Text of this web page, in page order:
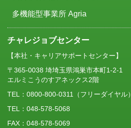
多機能型事業所 Agria
チャレジョブセンター
【本社・キャリアサポートセンター】
〒365-0038 埼埼玉県鴻巣市本町1-2-1
エルミこうのすアネックス2階
TEL： 0800-800-0311
（フリーダイヤル）
TEL：048-578-5068
FAX：048-578-5069